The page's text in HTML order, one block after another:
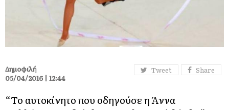
Tweet Share
Δημοφιλή
05/04/2016 | 12:44
“Το αυτοκίνητο που οδηγούσε η Άννα